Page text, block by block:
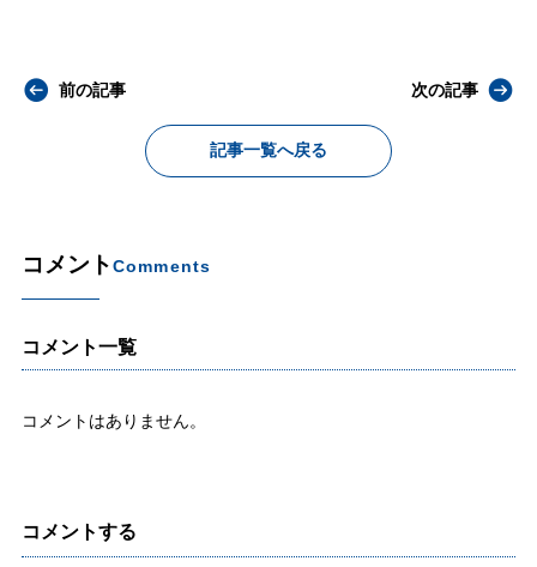
前の記事
記事一覧へ戻る
次の記事
コメントComments
コメント一覧
コメントはありません。
コメントする